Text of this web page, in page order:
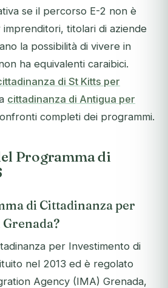
se il percorso E-2 non è
imprenditori, titolari di aziende
la possibilità di vivere in
ha equivalenti caraibici.
di St Kitts per
cittadinanza di Antigua per
completi dei programmi.
Programma di
di Cittadinanza per
per Investimento di
nel 2013 ed è regolato
Agency (IMA) Grenada,